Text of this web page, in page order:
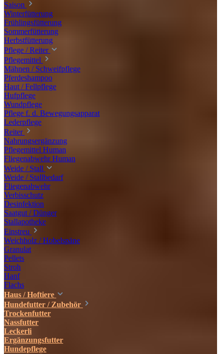
Saison
Winterfütterung
Frühlingsfütterung
Sommerfütterung
Herbstfütterung
Pflege / Reiter
Pflegemittel
Mähnen / Schweifpflege
Pferdeshampoo
Haut / Fellpflege
Hufpflege
Wundpflege
Pflege f. d. Bewegungsapparat
Lederpflege
Reiter
Nahrungsergänzung
Pflegemittel Human
Fliegenabwehr Human
Weide / Stall
Weide / Stallbedarf
Fliegenabwehr
Verbisschutz
Desinfektion
Saatgut / Dünger
Stallapotheke
Einstreu
Weichholz / Hobelspäne
Granulat
Pellets
Stroh
Hanf
Flachs
Haus / Hoftiere
Hundefutter / Zubehör
Trockenfutter
Nassfutter
Leckerli
Ergänzungsfutter
Hundepflege